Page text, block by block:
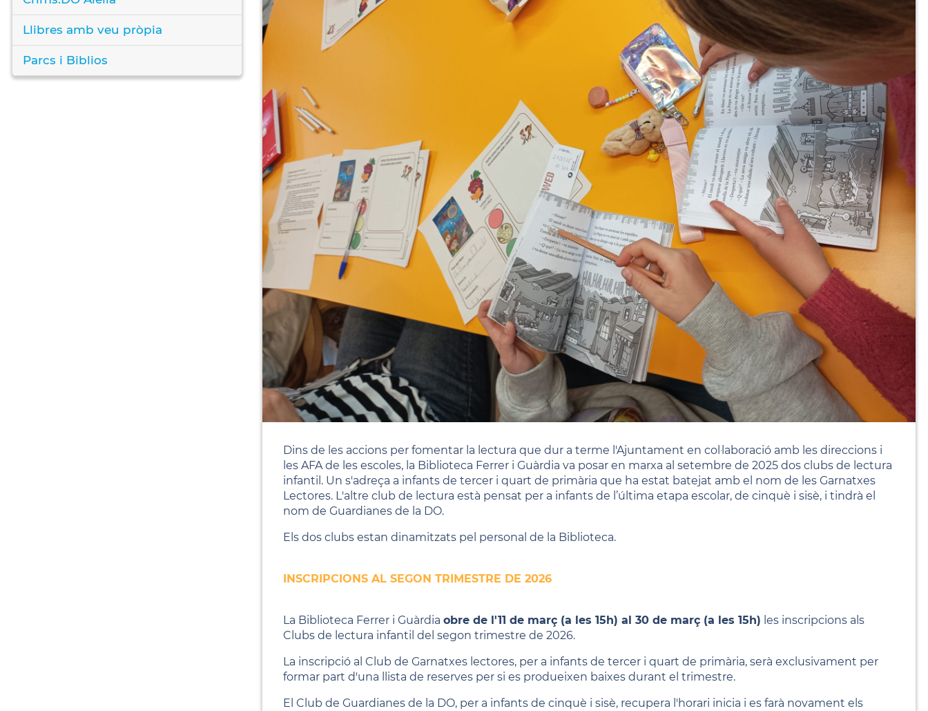
Llibres amb veu pròpia
Parcs i Biblios
Dins de les accions per fomentar la lectura que dur a terme l'Ajuntament en col·laboració amb les direccions i
les AFA de les escoles, la Biblioteca Ferrer i Guàrdia va posar en marxa al setembre de 2025 dos clubs de lectura
infantil. Un s'adreça a infants de tercer i quart de primària que ha estat batejat amb el nom de les Garnatxes
Lectores. L'altre club de lectura està pensat per a infants de l’última etapa escolar, de cinquè i sisè, i tindrà el
nom de Guardianes de la DO.
Els dos clubs estan dinamitzats pel personal de la Biblioteca.
INSCRIPCIONS AL SEGON TRIMESTRE DE 2026
La Biblioteca Ferrer i Guàrdia obre de l'11 de març (a les 15h) al 30 de març (a les 15h) les inscripcions als
Clubs de lectura infantil del segon trimestre de 2026.
La inscripció al Club de Garnatxes lectores, per a infants de tercer i quart de primària, serà exclusivament per
formar part d'una llista de reserves per si es produeixen baixes durant el trimestre.
El Club de Guardianes de la DO, per a infants de cinquè i sisè, recupera l'horari inicia i es farà novament els